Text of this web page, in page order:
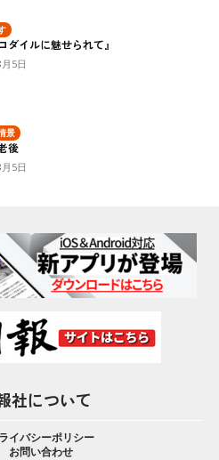
ダイルに魅せられて』
5日
景
後
5日
社について
イバシーポリシー
お問い合わせ